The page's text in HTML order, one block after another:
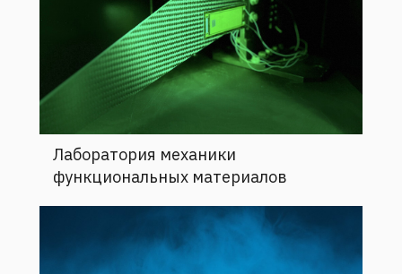
Лаборатория механики
функциональных материалов